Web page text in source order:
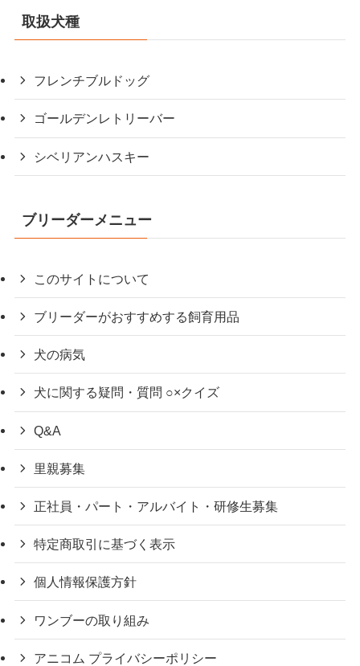
取扱犬種
フレンチブルドッグ
ゴールデンレトリーバー
シベリアンハスキー
ブリーダーメニュー
このサイトについて
ブリーダーがおすすめする飼育用品
犬の病気
犬に関する疑問・質問 ○×クイズ
Q&A
里親募集
正社員・パート・アルバイト・研修生募集
特定商取引に基づく表示
個人情報保護方針
ワンブーの取り組み
アニコム プライバシーポリシー